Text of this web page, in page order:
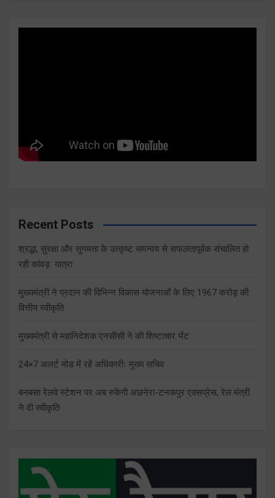
Recent Posts
श्रद्धा, सुरक्षा और सुगमता के उत्कृष्ट समन्वय से सफलतापूर्वक संचालित हो
रही कांवड़ यात्रा
मुख्यमंत्री ने प्रदान की विभिन्न विकास योजनाओं के लिए 1967 करोड़ की
वित्तीय स्वीकृति
मुख्यमंत्री से महानिदेशक एनसीसी ने की शिष्टाचार भेंट
24×7 अलर्ट मोड में रहें अधिकारीः मुख्य सचिव
बनबसा रेलवे स्टेशन पर अब रुकेगी अछनेरा-टनकपुर एक्सप्रेस, रेल मंत्री
ने दी स्वीकृति